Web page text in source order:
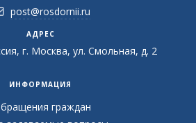
post@rosdornii.ru
АДРЕС
г. Москва, ул. Смольная, д. 2
ИНФОРМАЦИЯ
граждан